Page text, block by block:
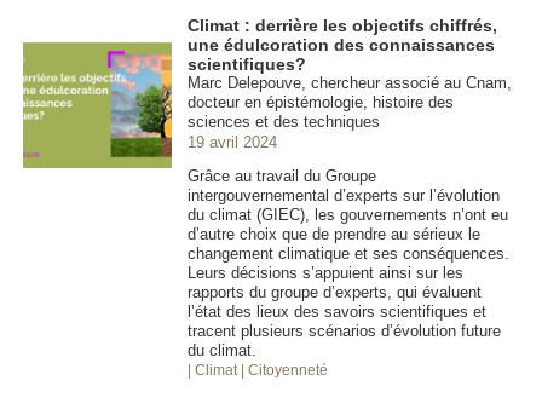
Climat : derrière les objectifs chiffrés,
une édulcoration des connaissances
scientifiques?
Marc Delepouve, chercheur associé au Cnam,
docteur en épistémologie, histoire des
sciences et des techniques
19 avril 2024
Grâce au travail du Groupe
intergouvernemental d’experts sur l’évolution
du climat (GIEC), les gouvernements n’ont eu
d’autre choix que de prendre au sérieux le
changement climatique et ses conséquences.
Leurs décisions s’appuient ainsi sur les
rapports du groupe d’experts, qui évaluent
l’état des lieux des savoirs scientifiques et
tracent plusieurs scénarios d’évolution future
du climat.
| Climat | Citoyenneté